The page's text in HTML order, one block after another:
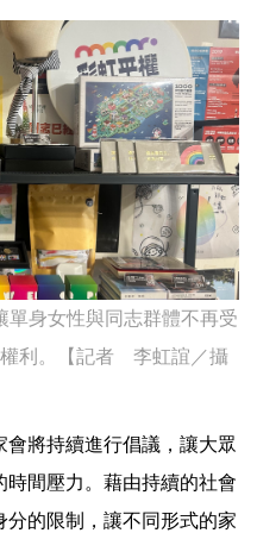
單身女性與同志群體不再受
利。【記者 李虹誼／攝
將持續進行倡議，讓大眾
間壓力。藉由持續的社會
的限制，讓不同形式的家